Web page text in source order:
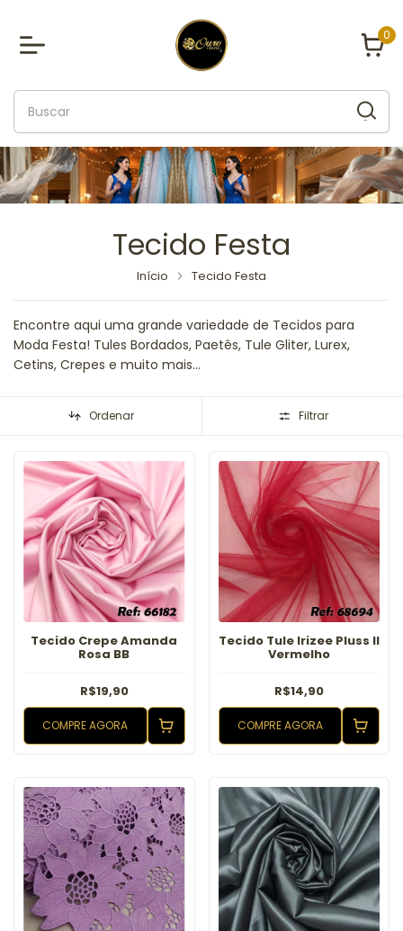
0
Tecido Festa
Início Tecido Festa
Encontre aqui uma grande variedade de Tecidos para
Moda Festa! Tules Bordados, Paetês, Tule Gliter, Lurex,
Cetins, Crepes e muito mais...
Ordenar Filtrar
Tecido Crepe Amanda
Rosa BB
R$19,90
COMPRE AGORA
Tecido Tule Irizee Pluss II
Vermelho
R$14,90
COMPRE AGORA